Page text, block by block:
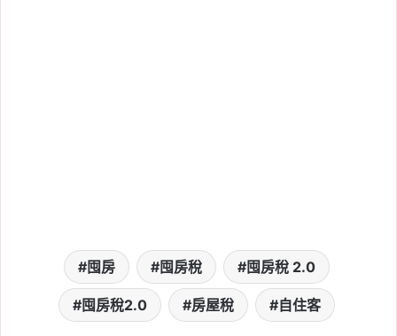
囤房 囤房稅 囤房稅 2.0
囤房稅2.0 房屋稅 自住客